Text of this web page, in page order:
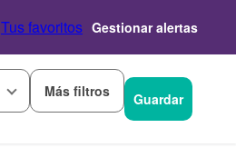
Tus favoritos Gestionar alertas
Más filtros Guardar